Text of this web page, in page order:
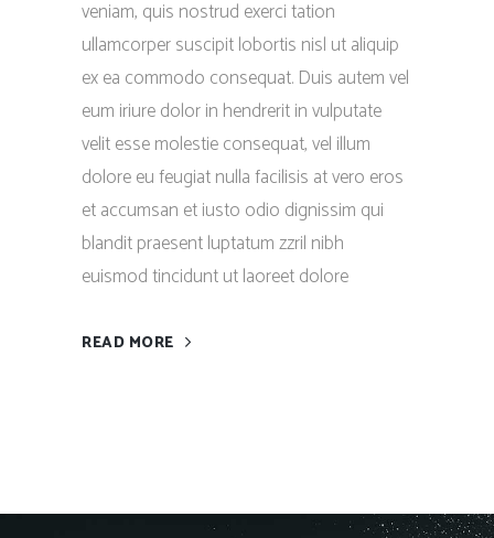
veniam, quis nostrud exerci tation
ullamcorper suscipit lobortis nisl ut aliquip
ex ea commodo consequat. Duis autem vel
eum iriure dolor in hendrerit in vulputate
velit esse molestie consequat, vel illum
dolore eu feugiat nulla facilisis at vero eros
et accumsan et iusto odio dignissim qui
blandit praesent luptatum zzril nibh
euismod tincidunt ut laoreet dolore
READ MORE